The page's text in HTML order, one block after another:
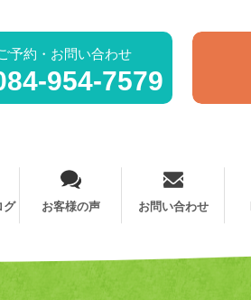
予約・お問い合わせ
954-7579
グ お客様の声 お問い合わせ